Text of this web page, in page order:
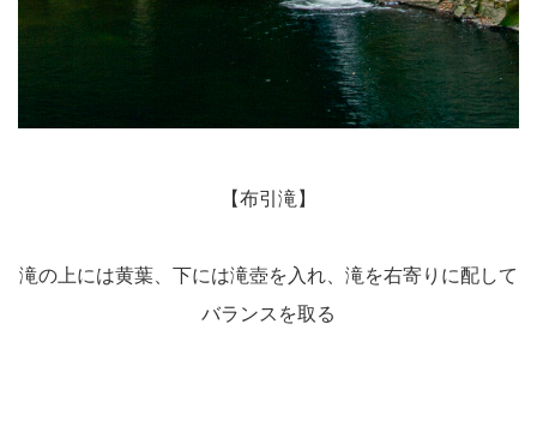
【布引滝】
滝の上には黄葉、下には滝壺を入れ、滝を右寄りに配して
バランスを取る